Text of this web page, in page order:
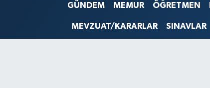
GÜNDEM MEMUR ÖĞRETMEN
MEVZUAT/KARARLAR SINAVLAR